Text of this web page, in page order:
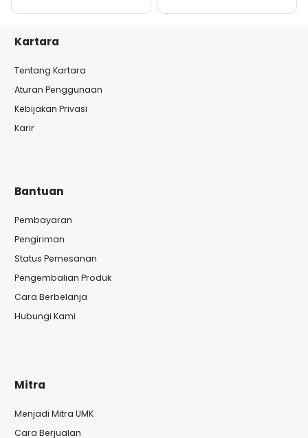
Kartara
Tentang Kartara
Aturan Penggunaan
Kebijakan Privasi
Karir
Bantuan
Pembayaran
Pengiriman
Status Pemesanan
Pengembalian Produk
Cara Berbelanja
Hubungi Kami
Mitra
Menjadi Mitra UMK
Cara Berjualan